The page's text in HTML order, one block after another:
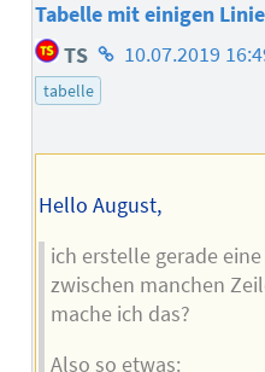
Tabelle mit einigen
TS Homepage
des
10.07.2019
tabelle
Hello August,
ich erstelle gerade
zwischen manchen
mache ich das?
Also so etwas: